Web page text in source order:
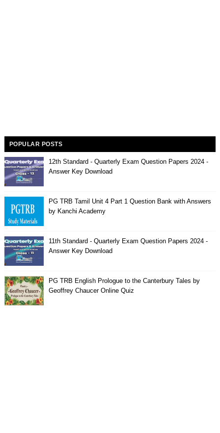
POPULAR POSTS
12th Standard - Quarterly Exam Question Papers 2024 -
Answer Key Download
PG TRB Tamil Unit 4 Part 1 Question Bank with Answers
by Kanchi Academy
11th Standard - Quarterly Exam Question Papers 2024 -
Answer Key Download
PG TRB English Prologue to the Canterbury Tales by
Geoffrey Chaucer Online Quiz